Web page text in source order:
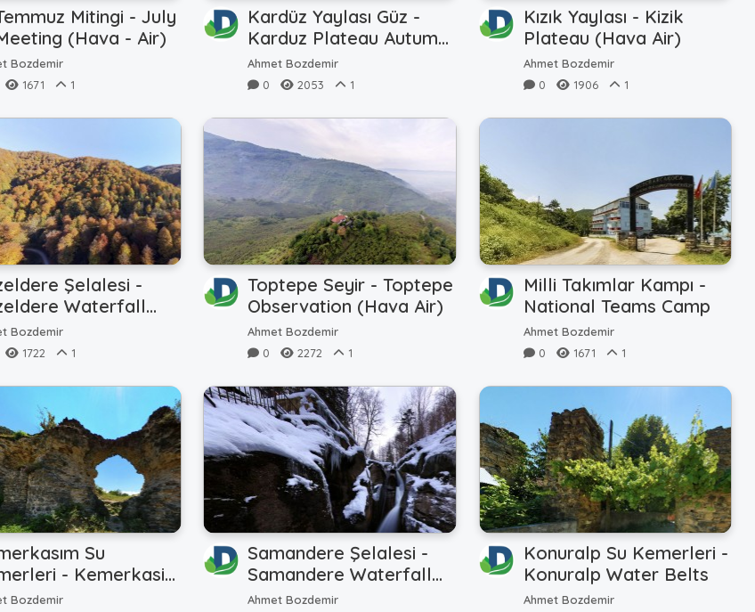
Mitingi - July
(Hava - Air)
Bozdemir
1671 1
Kardüz Yaylası Güz -
Karduz Plateau Autumn
(Hava - Air)
Ahmet Bozdemir
0
2053 1
Kızık Yaylası - Kizik
Plateau (Hava Air)
Ahmet Bozdemir
0
1906 1
Şelalesi -
Waterfall
- Air)
Bozdemir
1722 1
Toptepe Seyir - Toptepe
Observation (Hava Air)
Ahmet Bozdemir
0
2272 1
Milli Takımlar Kampı -
National Teams Camp
Ahmet Bozdemir
0
1671 1
Su
- Kemerkasim
Belts
Bozdemir
Samandere Şelalesi -
Samandere Waterfall
(Winter - Kış)
Ahmet Bozdemir
Konuralp Su Kemerleri -
Konuralp Water Belts
Ahmet Bozdemir